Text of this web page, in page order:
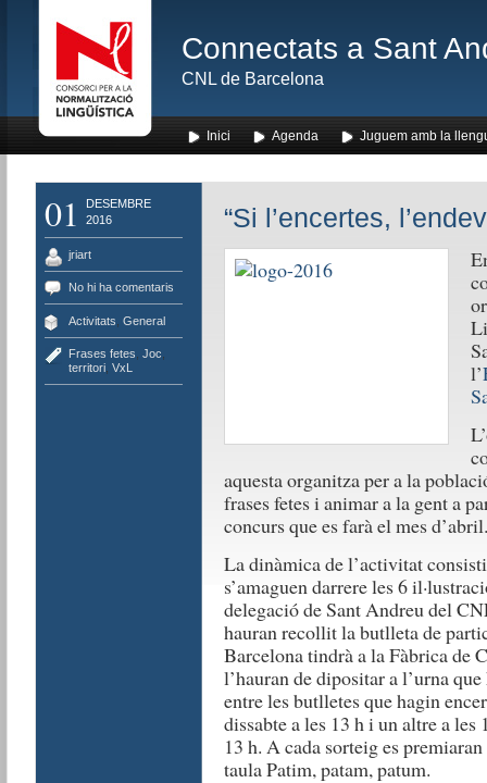
Connectats a Sant
CNL de Barcelona
Inici Agenda Juguem amb la
01
DESEMBRE
2016
jriart
No hi ha comentaris
Activitats General
Frases fetes Joc
territori, VxL
“Si l’encertes,
l’
aquesta organitza per a la
frases fetes i animar a la gent a
concurs que es farà el mes d’abril.
La dinàmica de l’activitat
s’amaguen darrere les 6
delegació de Sant Andreu del
hauran recollit la butlleta de
Barcelona tindrà a la Fàbrica de
l’hauran de dipositar a l’urna
entre les butlletes que hagin
dissabte a les 13 h i un altre a
13 h. A cada sorteig es
taula Patim, patam, patum.